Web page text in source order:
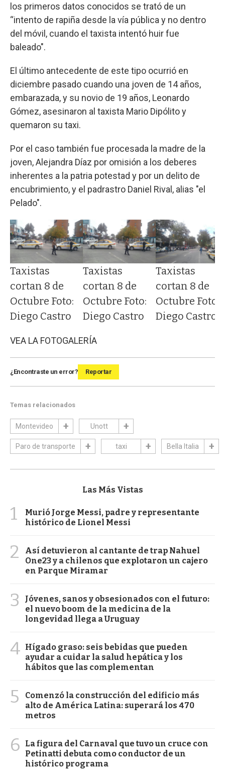
los primeros datos conocidos se trató de un
“intento de rapiña desde la vía pública y no dentro
del móvil, cuando el taxista intentó huir fue
baleado".
El último antecedente de este tipo ocurrió en
diciembre pasado cuando una joven de 14 años,
embarazada, y su novio de 19 años, Leonardo
Gómez, asesinaron al taxista Mario Dipólito y
quemaron su taxi.
Por el caso también fue procesada la madre de la
joven, Alejandra Díaz por omisión a los deberes
inherentes a la patria potestad y por un delito de
encubrimiento, y el padrastro Daniel Rival, alias "el
Pelado".
Taxistas
cortan 8 de
Octubre Foto:
Diego Castro
Taxistas
cortan 8 de
Octubre Foto:
Diego Castro
Taxistas
cortan 8 de
Octubre Foto:
Diego Castro
VEA LA FOTOGALERÍA
¿Encontraste un error? Reportar
Temas relacionados
Montevideo Unott
Paro de transporte taxi Bella Italia
Las Más Vistas
1
Murió Jorge Messi, padre y representante
histórico de Lionel Messi
2
Así detuvieron al cantante de trap Nahuel
One23 y a chilenos que explotaron un cajero
en Parque Miramar
3
Jóvenes, sanos y obsesionados con el futuro:
el nuevo boom de la medicina de la
longevidad llega a Uruguay
4 Hígado graso: seis bebidas que pueden
ayudar a cuidar la salud hepática y los
hábitos que las complementan
5
Comenzó la construcción del edificio más
alto de América Latina: superará los 470
metros
6
La figura del Carnaval que tuvo un cruce con
Petinatti debuta como conductor de un
histórico programa